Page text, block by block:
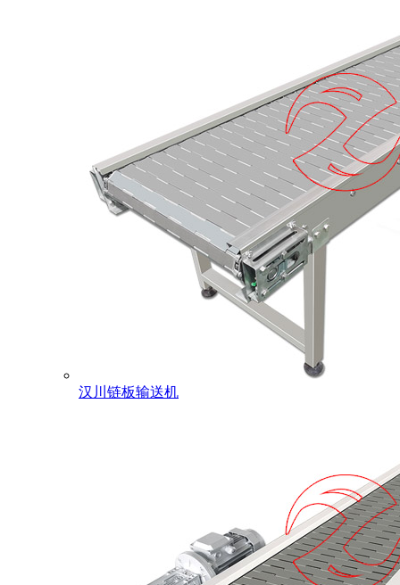
汉川链板输送机